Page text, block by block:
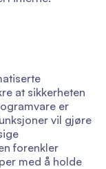
at sikkerheten
er
vil gjøre
forenkler
med å holde